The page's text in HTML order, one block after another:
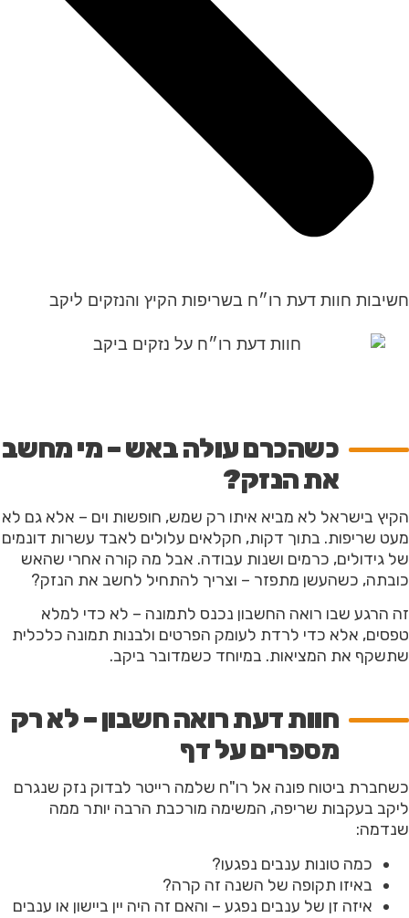
חשיבות חוות דעת רו״ח בשריפות הקיץ והנזקים ליקב
כשהכרם עולה באש – מי מחשב
את הנזק?
הקיץ בישראל לא מביא איתו רק שמש, חופשות וים – אלא גם לא
מעט שריפות. בתוך דקות, חקלאים עלולים לאבד עשרות דונמים
של גידולים, כרמים ושנות עבודה. אבל מה קורה אחרי שהאש
כובתה, כשהעשן מתפזר – וצריך להתחיל לחשב את הנזק?
זה הרגע שבו רואה החשבון נכנס לתמונה – לא כדי למלא
טפסים, אלא כדי לרדת לעומק הפרטים ולבנות תמונה כלכלית
שתשקף את המציאות. במיוחד כשמדובר ביקב.
חוות דעת רואה חשבון – לא רק
מספרים על דף
כשחברת ביטוח פונה אל רו"ח שלמה רייטר לבדוק נזק שנגרם
ליקב בעקבות שריפה, המשימה מורכבת הרבה יותר ממה
שנדמה:
כמה טונות ענבים נפגעו?
באיזו תקופה של השנה זה קרה?
איזה זן של ענבים נפגע – והאם זה היה יין ביישון או ענבים